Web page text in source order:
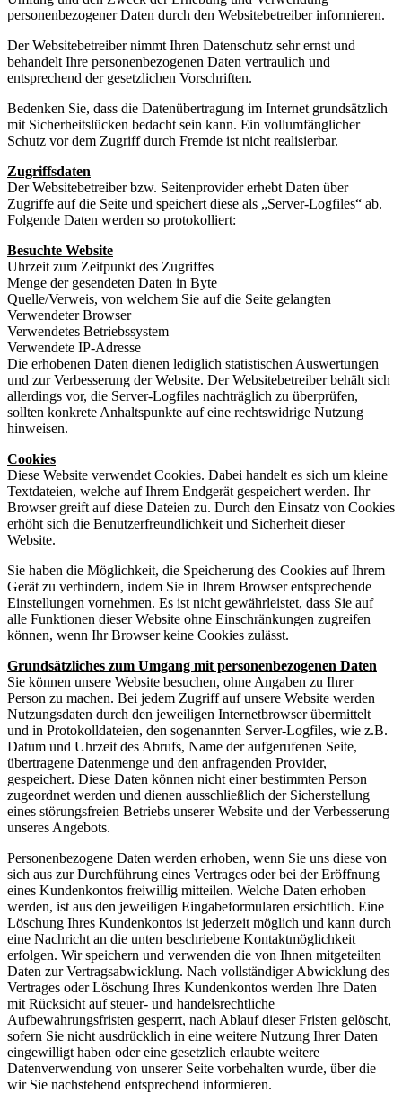
personenbezogener Daten durch den Websitebetreiber informieren.
Der Websitebetreiber nimmt Ihren Datenschutz sehr ernst und
behandelt Ihre personenbezogenen Daten vertraulich und
entsprechend der gesetzlichen Vorschriften.
Bedenken Sie, dass die Datenübertragung im Internet grundsätzlich
mit Sicherheitslücken bedacht sein kann. Ein vollumfänglicher
Schutz vor dem Zugriff durch Fremde ist nicht realisierbar.
Zugriffsdaten
Der Websitebetreiber bzw. Seitenprovider erhebt Daten über
Zugriffe auf die Seite und speichert diese als „Server-Logfiles“ ab.
Folgende Daten werden so protokolliert:
Besuchte Website
Uhrzeit zum Zeitpunkt des Zugriffes
Menge der gesendeten Daten in Byte
Quelle/Verweis, von welchem Sie auf die Seite gelangten
Verwendeter Browser
Verwendetes Betriebssystem
Verwendete IP-Adresse
Die erhobenen Daten dienen lediglich statistischen Auswertungen
und zur Verbesserung der Website. Der Websitebetreiber behält sich
allerdings vor, die Server-Logfiles nachträglich zu überprüfen,
sollten konkrete Anhaltspunkte auf eine rechtswidrige Nutzung
hinweisen.
Cookies
Diese Website verwendet Cookies. Dabei handelt es sich um kleine
Textdateien, welche auf Ihrem Endgerät gespeichert werden. Ihr
Browser greift auf diese Dateien zu. Durch den Einsatz von Cookies
erhöht sich die Benutzerfreundlichkeit und Sicherheit dieser
Website.
Sie haben die Möglichkeit, die Speicherung des Cookies auf Ihrem
Gerät zu verhindern, indem Sie in Ihrem Browser entsprechende
Einstellungen vornehmen. Es ist nicht gewährleistet, dass Sie auf
alle Funktionen dieser Website ohne Einschränkungen zugreifen
können, wenn Ihr Browser keine Cookies zulässt.
Grundsätzliches zum Umgang mit personenbezogenen Daten
Sie können unsere Website besuchen, ohne Angaben zu Ihrer
Person zu machen. Bei jedem Zugriff auf unsere Website werden
Nutzungsdaten durch den jeweiligen Internetbrowser übermittelt
und in Protokolldateien, den sogenannten Server-Logfiles, wie z.B.
Datum und Uhrzeit des Abrufs, Name der aufgerufenen Seite,
übertragene Datenmenge und den anfragenden Provider,
gespeichert. Diese Daten können nicht einer bestimmten Person
zugeordnet werden und dienen ausschließlich der Sicherstellung
eines störungsfreien Betriebs unserer Website und der Verbesserung
unseres Angebots.
Personenbezogene Daten werden erhoben, wenn Sie uns diese von
sich aus zur Durchführung eines Vertrages oder bei der Eröffnung
eines Kundenkontos freiwillig mitteilen. Welche Daten erhoben
werden, ist aus den jeweiligen Eingabeformularen ersichtlich. Eine
Löschung Ihres Kundenkontos ist jederzeit möglich und kann durch
eine Nachricht an die unten beschriebene Kontaktmöglichkeit
erfolgen. Wir speichern und verwenden die von Ihnen mitgeteilten
Daten zur Vertragsabwicklung. Nach vollständiger Abwicklung des
Vertrages oder Löschung Ihres Kundenkontos werden Ihre Daten
mit Rücksicht auf steuer- und handelsrechtliche
Aufbewahrungsfristen gesperrt, nach Ablauf dieser Fristen gelöscht,
sofern Sie nicht ausdrücklich in eine weitere Nutzung Ihrer Daten
eingewilligt haben oder eine gesetzlich erlaubte weitere
Datenverwendung von unserer Seite vorbehalten wurde, über die
wir Sie nachstehend entsprechend informieren.